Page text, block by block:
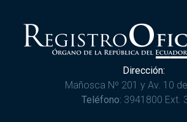
Dirección:
Mañosca Nº 201 y Av. 10
Teléfono: 3941800 Ext.